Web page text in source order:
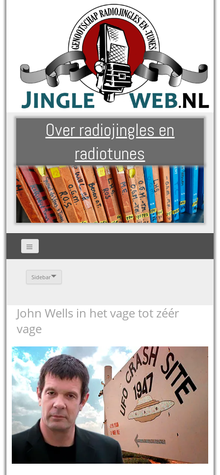
Over radiojingles en
radiotunes
Sidebar
John Wells in het vage tot zéér
vage